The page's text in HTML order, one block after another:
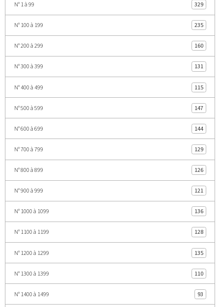
N° 1 à 99 329
N° 100 à 199 235
N° 200 à 299 160
N° 300 à 399 131
N° 400 à 499 115
N° 500 à 599 147
N° 600 à 699 144
N° 700 à 799 129
N° 800 à 899 126
N° 900 à 999 121
N° 1000 à 1099 136
N° 1100 à 1199 128
N° 1200 à 1299 135
N° 1300 à 1399 110
N° 1400 à 1499 93